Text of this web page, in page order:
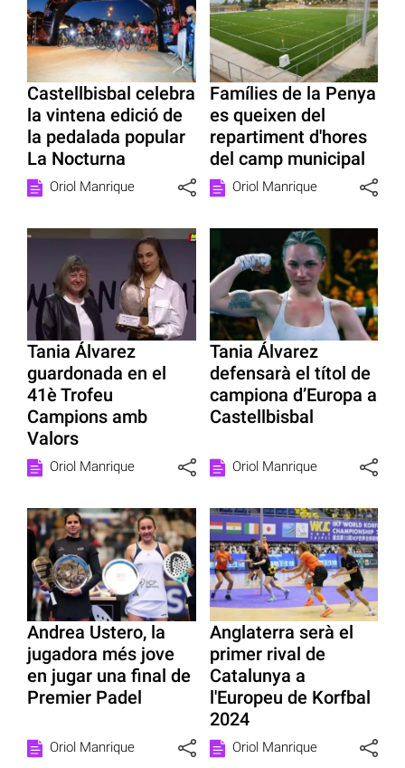
Castellbisbal celebra
la vintena edició de
la pedalada popular
La Nocturna
Oriol Manrique
Famílies de la Penya
es queixen del
repartiment d'hores
del camp municipal
Oriol Manrique
Tania Álvarez
guardonada en el
41è Trofeu
Campions amb
Valors
Oriol Manrique
Tania Álvarez
defensarà el títol de
campiona d’Europa a
Castellbisbal
Oriol Manrique
Andrea Ustero, la
jugadora més jove
en jugar una final de
Premier Padel
Oriol Manrique
Anglaterra serà el
primer rival de
Catalunya a
l'Europeu de Korfbal
2024
Oriol Manrique